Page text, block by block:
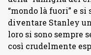
“mondo là fuori” e
diventare Stanley
loro si sono sempre
così crudelmente